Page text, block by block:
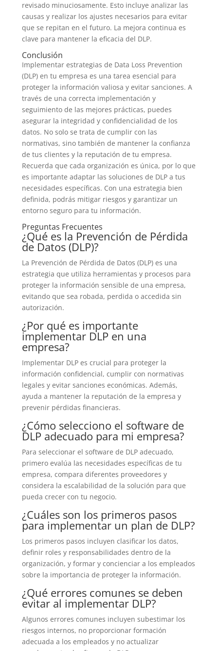
revisado minuciosamente. Esto incluye analizar las
causas y realizar los ajustes necesarios para evitar
que se repitan en el futuro. La mejora continua es
clave para mantener la eficacia del DLP.
Conclusión
Implementar estrategias de Data Loss Prevention
(DLP) en tu empresa es una tarea esencial para
proteger la información valiosa y evitar sanciones. A
través de una correcta implementación y
seguimiento de las mejores prácticas, puedes
asegurar la integridad y confidencialidad de los
datos. No solo se trata de cumplir con las
normativas, sino también de mantener la confianza
de tus clientes y la reputación de tu empresa.
Recuerda que cada organización es única, por lo que
es importante adaptar las soluciones de DLP a tus
necesidades específicas. Con una estrategia bien
definida, podrás mitigar riesgos y garantizar un
entorno seguro para tu información.
Preguntas Frecuentes
¿Qué es la Prevención de Pérdida
de Datos (DLP)?
La Prevención de Pérdida de Datos (DLP) es una
estrategia que utiliza herramientas y procesos para
proteger la información sensible de una empresa,
evitando que sea robada, perdida o accedida sin
autorización.
¿Por qué es importante
implementar DLP en una
empresa?
Implementar DLP es crucial para proteger la
información confidencial, cumplir con normativas
legales y evitar sanciones económicas. Además,
ayuda a mantener la reputación de la empresa y
prevenir pérdidas financieras.
¿Cómo selecciono el software de
DLP adecuado para mi empresa?
Para seleccionar el software de DLP adecuado,
primero evalúa las necesidades específicas de tu
empresa, compara diferentes proveedores y
considera la escalabilidad de la solución para que
pueda crecer con tu negocio.
¿Cuáles son los primeros pasos
para implementar un plan de DLP?
Los primeros pasos incluyen clasificar los datos,
definir roles y responsabilidades dentro de la
organización, y formar y concienciar a los empleados
sobre la importancia de proteger la información.
¿Qué errores comunes se deben
evitar al implementar DLP?
Algunos errores comunes incluyen subestimar los
riesgos internos, no proporcionar formación
adecuada a los empleados y no actualizar